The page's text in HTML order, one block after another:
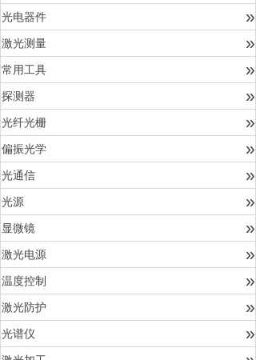
光电器件 »
激光测量 »
常用工具 »
探测器 »
光纤光栅 »
偏振光学 »
光通信 »
光源 »
显微镜 »
激光电源 »
温度控制 »
激光防护 »
光谱仪 »